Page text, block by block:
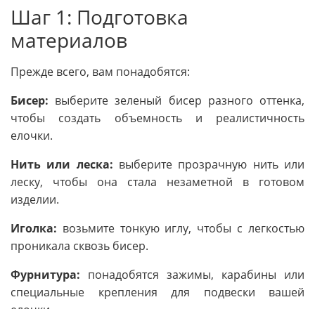
Шаг 1: Подготовка
материалов
Прежде всего, вам понадобятся:
Бисер: выберите зеленый бисер разного оттенка,
чтобы создать объемность и реалистичность
елочки.
Нить или леска: выберите прозрачную нить или
леску, чтобы она стала незаметной в готовом
изделии.
Иголка: возьмите тонкую иглу, чтобы с легкостью
проникала сквозь бисер.
Фурнитура: понадобятся зажимы, карабины или
специальные крепления для подвески вашей